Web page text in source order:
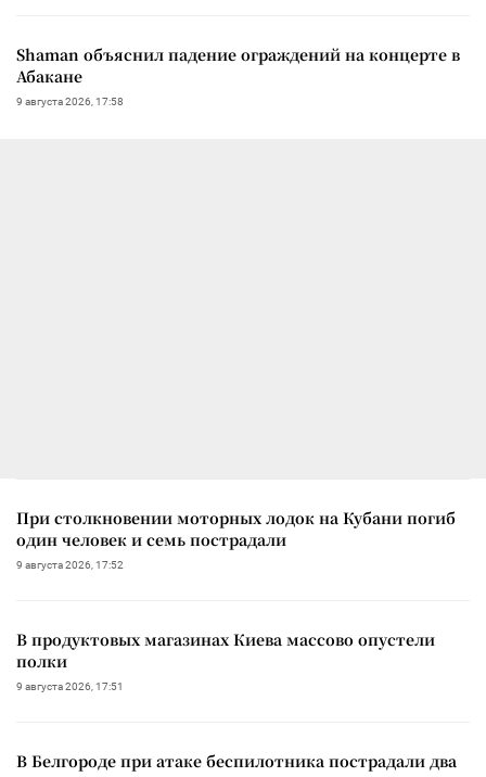
Shaman объяснил падение ограждений на концерте в
Абакане
9 августа 2026, 17:58
При столкновении моторных лодок на Кубани погиб
один человек и семь пострадали
9 августа 2026, 17:52
В продуктовых магазинах Киева массово опустели
полки
9 августа 2026, 17:51
В Белгороде при атаке беспилотника пострадали два